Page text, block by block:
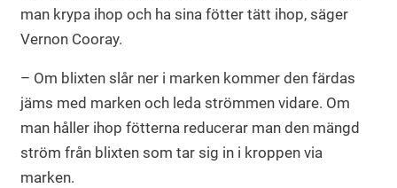
man krypa ihop och ha sina fötter tätt ihop, säger
Vernon Cooray.
– Om blixten slår ner i marken kommer den färdas
jäms med marken och leda strömmen vidare. Om
man håller ihop fötterna reducerar man den mängd
ström från blixten som tar sig in i kroppen via
marken.